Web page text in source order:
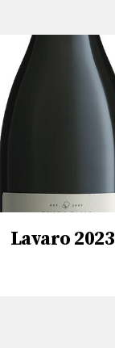
Lavaro 2023